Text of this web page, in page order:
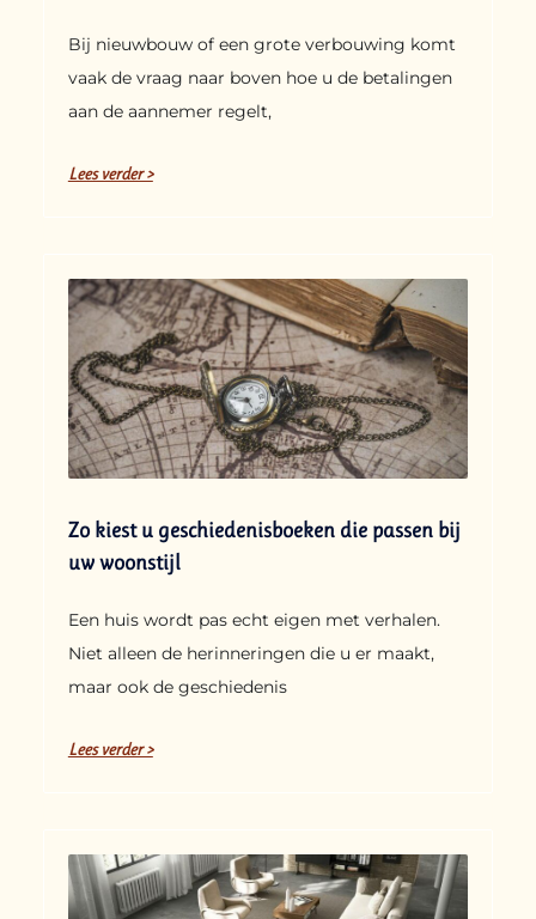
Bij nieuwbouw of een grote verbouwing komt
vaak de vraag naar boven hoe u de betalingen
aan de aannemer regelt,
Lees verder >
Zo kiest u geschiedenisboeken die passen bij
uw woonstijl
Een huis wordt pas echt eigen met verhalen.
Niet alleen de herinneringen die u er maakt,
maar ook de geschiedenis
Lees verder >